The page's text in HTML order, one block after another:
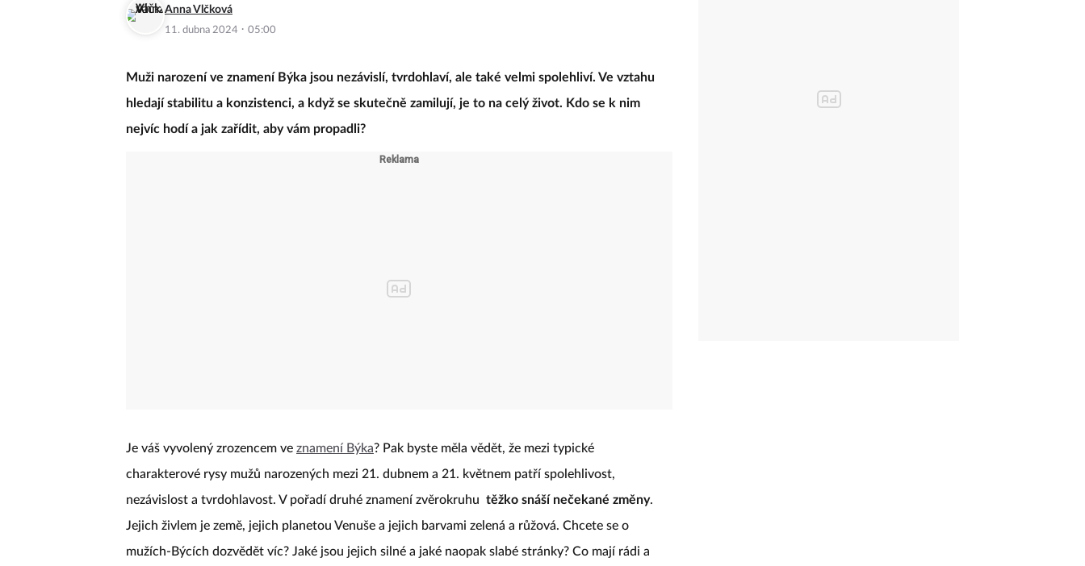
Anna Vlčková
11. dubna 2024 · 05:00
Muži narození ve znamení Býka jsou nezávislí, tvrdohlaví, ale také velmi spolehliví. Ve vztahu
hledají stabilitu a konzistenci, a když se skutečně zamilují, je to na celý život. Kdo se k nim
nejvíc hodí a jak zařídit, aby vám propadli?
Je váš vyvolený zrozencem ve znamení Býka? Pak byste měla vědět, že mezi typické
charakterové rysy mužů narozených mezi 21. dubnem a 21. květnem patří spolehlivost,
nezávislost a tvrdohlavost. V pořadí druhé znamení zvěrokruhu těžko snáší nečekané změny.
Jejich živlem je země, jejich planetou Venuše a jejich barvami zelená a růžová. Chcete se o
mužích-Býcích dozvědět víc? Jaké jsou jejich silné a jaké naopak slabé stránky? Co mají rádi a